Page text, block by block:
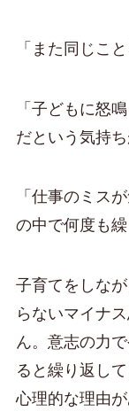
「また同じこ
「子どもに怒
だという気持
「仕事のミス
の中で何度も繰
子育てをしな
らないマイナ
ん。意志の力
ると繰り返し
心理的な理由が